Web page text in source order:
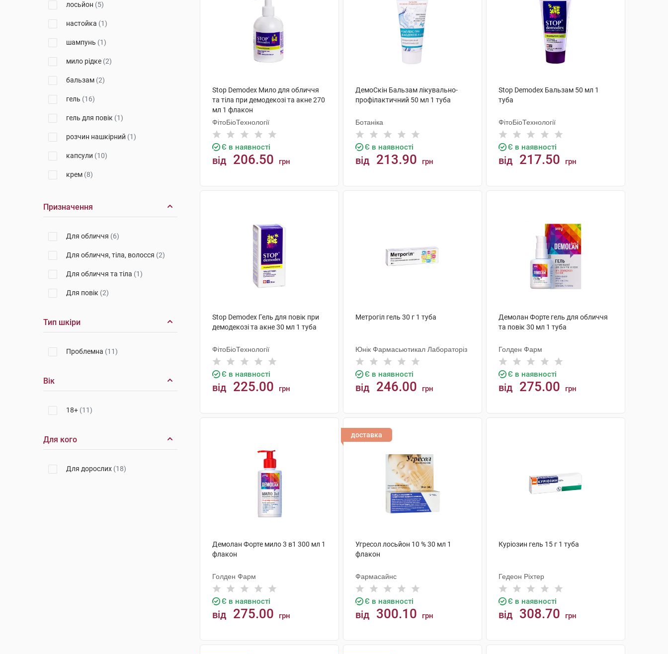
(2)
Глаксо Оперейшнс
Мега Лайфсайенсіз
Бауш Хелс Компаніс Інк.
Кетелент Німеччина Ебербах
СМБ Технолоджі
Лабораторії Галдерма
лосьйон (5)
настойка (1)
шампунь (1)
мило рідке (2)
бальзам (2)
гель (16)
гель для повік (1)
розчин нашкірний (1)
капсули (10)
крем (8)
мило(1)
Призначення
Для обличчя (6)
Для обличчя, тіла, волосся (2)
Для обличчя та тіла (1)
Для повік (2)
Тип шкіри
Проблемна (11)
Вік
18+ (11)
Для кого
Для дорослих (18)
Stop Demodex Мило для обличчя
та тіла при демодекозі та акне 270
мл 1 флакон
ФітоБіоТехнології
Є в наявності
від 206.50 грн
ДемоСкін Бальзам лікувально-
профілактичний 50 мл 1 туба
Ботаніка
Є в наявності
від 213.90 грн
Stop Demodex Бальзам 50 мл 1
туба
ФітоБіоТехнології
Є в наявності
від 217.50 грн
Stop Demodex Гель для повік при
демодекозі та акне 30 мл 1 туба
ФітоБіоТехнології
Є в наявності
від 225.00 грн
Метрогіл гель 30 г 1 туба
Юнік Фармасьютикал Лабораторіз
Є в наявності
від 246.00 грн
Демолан Форте гель для обличчя
та повік 30 мл 1 туба
Голден Фарм
Є в наявності
від 275.00 грн
Демолан Форте мило 3 в1 300 мл 1
флакон
Голден Фарм
Є в наявності
від 275.00 грн
доставка
Угресол лосьйон 10 % 30 мл 1
флакон
Фармасайнс
Є в наявності
від 300.10 грн
Куріозин гель 15 г 1 туба
Гедеон Ріхтер
Є в наявності
від 308.70 грн